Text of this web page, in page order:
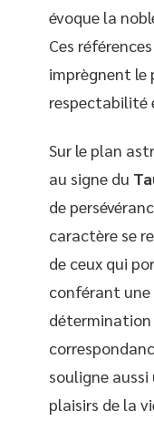
évoque la
Ces
imprègnent le
respectabilité
Sur le plan
au signe du
de
caractère se
de ceux qui
conférant
détermination
souligne
plaisirs de la